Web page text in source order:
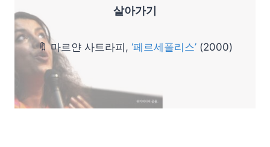
살아가기
🔖 마르얀 사트라피, ‘페르세폴리스’ (2000)